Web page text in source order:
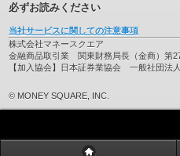
必ずお読みください
当社サービスに関しての注意事項
株式会社マネースクエア
金融商品取引業 関東財務局長（金商）第
【加入協会】日本証券業協会 一般社団法
© MONEY SQUARE, INC.